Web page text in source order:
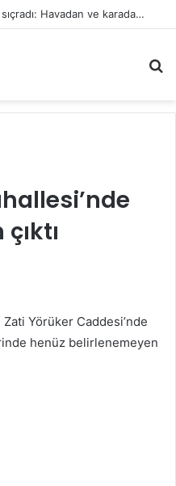
Meriç’te anız yangını ormana sıçradı: Havadan ve karadan müdahale sürüyor
...
Yörüker Caddesi’nde
henüz belirlenemeyen